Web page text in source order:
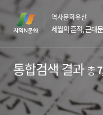
문
바
로
기
역사문화유산
세월의 흔적, 근대
통합검색 결과총